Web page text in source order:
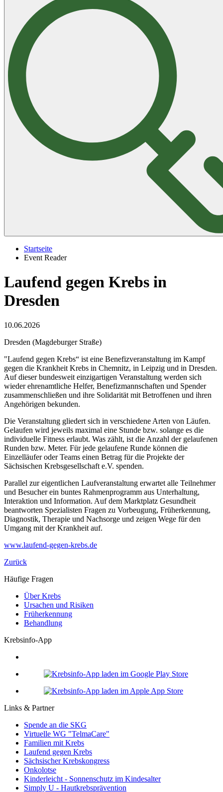
Startseite
Event Reader
Laufend gegen Krebs in
Dresden
10.06.2026
Dresden (Magdeburger Straße)
"Laufend gegen Krebs“ ist eine Benefizveranstaltung im Kampf
gegen die Krankheit Krebs in Chemnitz, in Leipzig und in Dresden.
Auf dieser bundesweit einzigartigen Veranstaltung werden sich
wieder ehrenamtliche Helfer, Benefizmannschaften und Spender
zusammenschließen und ihre Solidarität mit Betroffenen und ihren
Angehörigen bekunden.
Die Veranstaltung gliedert sich in verschiedene Arten von Läufen.
Gelaufen wird jeweils maximal eine Stunde bzw. solange es die
individuelle Fitness erlaubt. Was zählt, ist die Anzahl der gelaufenen
Runden bzw. Meter. Für jede gelaufene Runde können die
Einzelläufer oder Teams einen Betrag für die Projekte der
Sächsischen Krebsgesellschaft e.V. spenden.
Parallel zur eigentlichen Laufveranstaltung erwartet alle Teilnehmer
und Besucher ein buntes Rahmenprogramm aus Unterhaltung,
Interaktion und Information. Auf dem Marktplatz Gesundheit
beantworten Spezialisten Fragen zu Vorbeugung, Früherkennung,
Diagnostik, Therapie und Nachsorge und zeigen Wege für den
Umgang mit der Krankheit auf.
www.laufend-gegen-krebs.de
Zurück
Häufige Fragen
Über Krebs
Ursachen und Risiken
Früherkennung
Behandlung
Krebsinfo-App
Links & Partner
Spende an die SKG
Virtuelle WG "TelmaCare"
Familien mit Krebs
Laufend gegen Krebs
Sächsischer Krebskongress
Onkolotse
Kinderleicht - Sonnenschutz im Kindesalter
Simply U - Hautkrebsprävention